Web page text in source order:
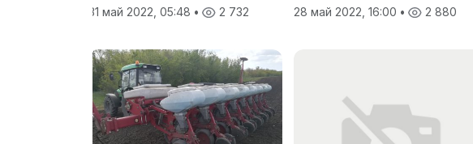
31 май 2022, 05:48 • 2 732
28 май 2022, 16:00 • 2 880